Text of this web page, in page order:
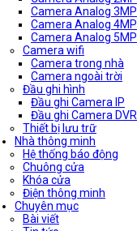
Camera Analog 3MP
Camera Analog 4MP
Camera Analog 5MP
Camera wifi
Camera trong nhà
Camera ngoài trời
Đầu ghi hình
Đầu ghi Camera IP
Đầu ghi Camera DVR
Thiết bị lưu trữ
Nhà thông minh
Hệ thống báo động
Chuông cửa
Khóa cửa
Điện thông minh
Chuyên mục
Bài viết